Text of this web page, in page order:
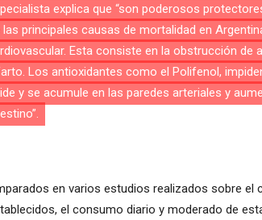
explica que “son poderosos
las principales causas de mortalidad en
Esta consiste en la obstrucción de
Los antioxidantes como el Polifenol,
y se acumule en las paredes arteriales y
en varios estudios realizados sobre el
el consumo diario y moderado de